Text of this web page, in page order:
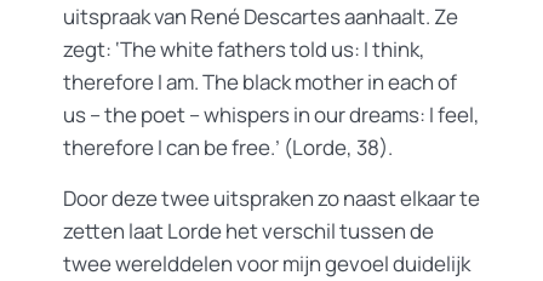
uitspraak van René Descartes aanhaalt. Ze
zegt: ‘The white fathers told us: I think,
therefore I am. The black mother in each of
us – the poet – whispers in our dreams: I feel,
therefore I can be free.’ (Lorde, 38).
Door deze twee uitspraken zo naast elkaar te
zetten laat Lorde het verschil tussen de
twee werelddelen voor mijn gevoel duidelijk